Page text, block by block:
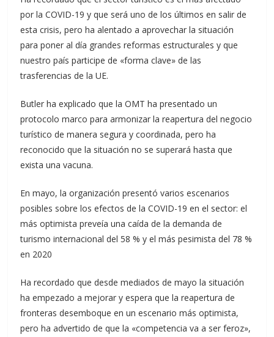
por la COVID-19 y que será uno de los últimos en salir de
esta crisis, pero ha alentado a aprovechar la situación
para poner al día grandes reformas estructurales y que
nuestro país participe de «forma clave» de las
trasferencias de la UE.
Butler ha explicado que la OMT ha presentado un
protocolo marco para armonizar la reapertura del negocio
turístico de manera segura y coordinada, pero ha
reconocido que la situación no se superará hasta que
exista una vacuna.
En mayo, la organización presentó varios escenarios
posibles sobre los efectos de la COVID-19 en el sector: el
más optimista preveía una caída de la demanda de
turismo internacional del 58 % y el más pesimista del 78 %
en 2020
Ha recordado que desde mediados de mayo la situación
ha empezado a mejorar y espera que la reapertura de
fronteras desemboque en un escenario más optimista,
pero ha advertido de que la «competencia va a ser feroz»,